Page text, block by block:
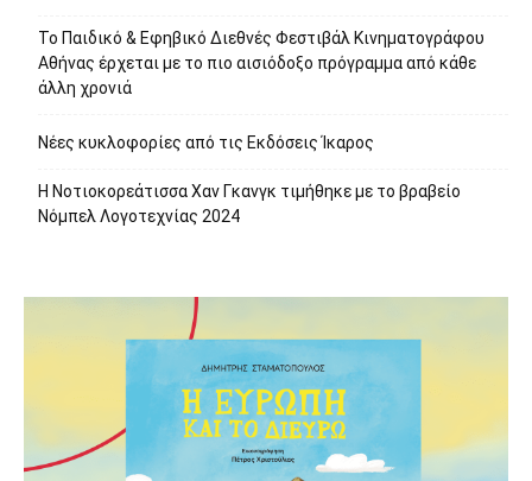
Το Παιδικό & Εφηβικό Διεθνές Φεστιβάλ Κινηματογράφου
Αθήνας έρχεται με το πιο αισιόδοξο πρόγραμμα από κάθε
άλλη χρονιά
Νέες κυκλοφορίες από τις Εκδόσεις Ίκαρος
Η Νοτιοκορεάτισσα Χαν Γκανγκ τιμήθηκε με το βραβείο
Νόμπελ Λογοτεχνίας 2024